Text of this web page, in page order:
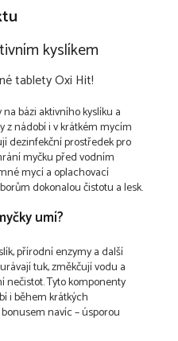
kyslíkem
tablety Oxi Hit!
bázi aktivního kyslíku a
z nádobí i v krátkém mycím
dezinfekční prostředek pro
myčku před vodním
mycí a oplachovací
dokonalou čistotu a lesk.
umí?
přírodní enzymy a další
tuk, změkčují vodu a
nečistot. Tyto komponenty
i během krátkých
navíc – úsporou